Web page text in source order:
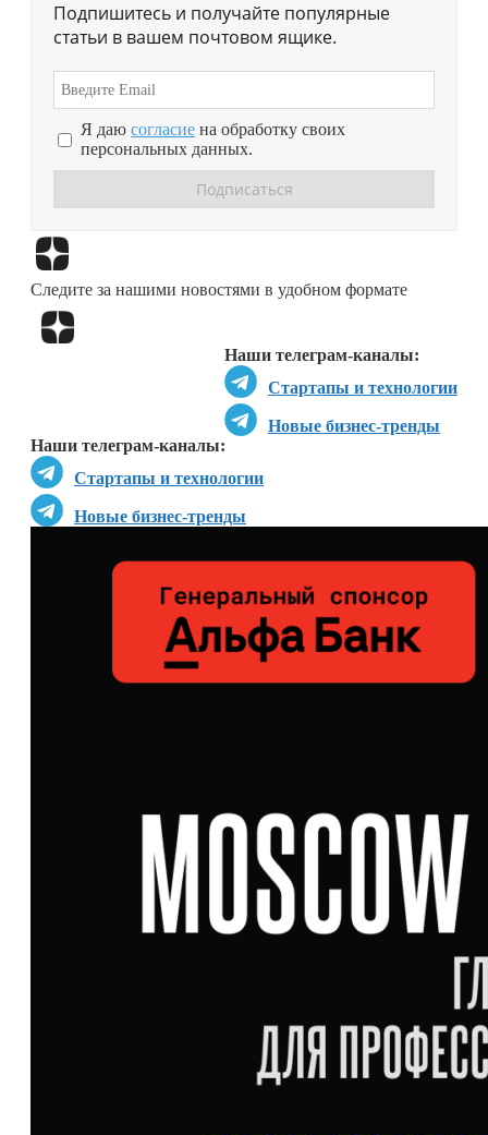
Подпишитесь и получайте популярные
статьи в вашем почтовом ящике.
Я даю согласие на обработку своих
персональных данных.
Следите за нашими новостями в удобном формате
Наши телеграм-каналы:
Стартапы и технологии
Новые бизнес-тренды
Наши телеграм-каналы:
Стартапы и технологии
Новые бизнес-тренды